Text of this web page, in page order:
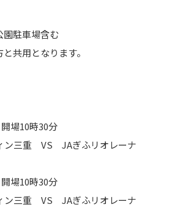
駐車場含む
共用となります。
場10時30分
ン三重 VS JAぎふリオレーナ
場10時30分
ン三重 VS JAぎふリオレーナ